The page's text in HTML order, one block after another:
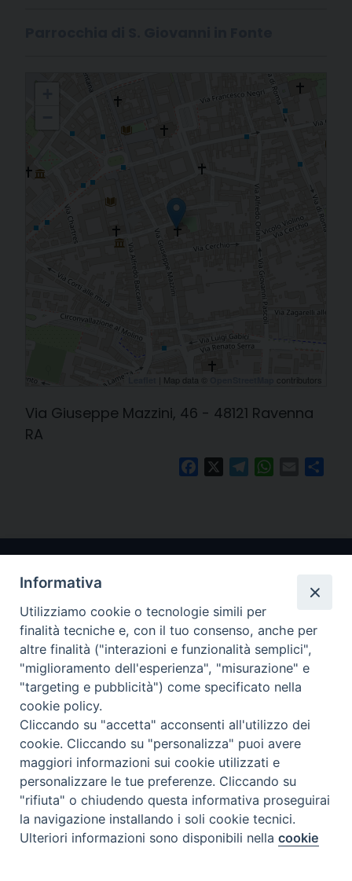
Ravenna - Basilica di S. Agata Maggiore
| Map data © contributors
Via Giuseppe Mazzini, 46 - 48121 Ravenna
RA
FacebookTelegram
WhatsApp
Email
Arcidiocesi di Ravenna-Cervia
CONTATTI
Piazza Arcivescovado, 1 48121- Ravenna
tel 0544.541655
curia@diocesiravennacervia.it
Per segnalazioni tecniche e aggiornamenti:
webmaster@diocesiravennacervia.it
Preferenze Cookie
Informativa
Utilizziamo cookie o tecnologie simili per
finalità tecniche e, con il tuo consenso, anche per
altre finalità ("interazioni e funzionalità semplici",
"miglioramento dell'esperienza", "misurazione" e
"targeting e pubblicità") come specificato nella
cookie policy.
Cliccando su "accetta" acconsenti all'utilizzo dei
cookie. Cliccando su "personalizza" puoi avere
maggiori informazioni sui cookie utilizzati e
personalizzare le tue preferenze. Cliccando su
"rifiuta" o chiudendo questa informativa proseguirai
la navigazione installando i soli cookie tecnici.
Ulteriori informazioni sono disponibili nellacookie